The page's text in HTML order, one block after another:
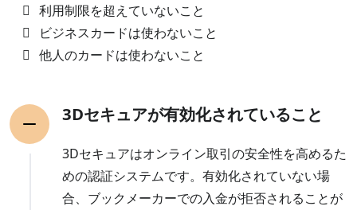
利用制限を超えていないこと
ビジネスカードは使わないこと
他人のカードは使わないこと
3Dセキュアが有効化されていること
3Dセキュアはオンライン取引の安全性を高めるた
めの認証システムです。有効化されていない場
合、ブックメーカーでの入金が拒否されることが